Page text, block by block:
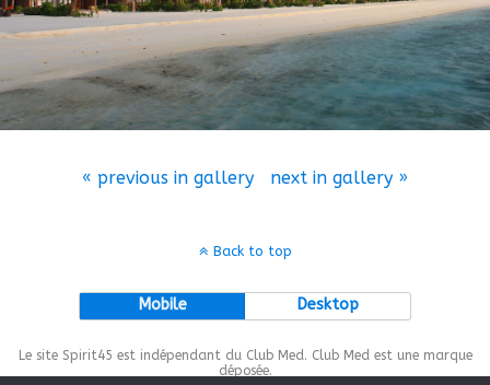
« previous in gallery next in gallery »
Back to top
Mobile Desktop
Le site Spirit45 est indépendant du Club Med. Club Med est une marque
déposée.